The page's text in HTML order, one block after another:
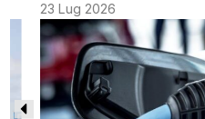
23 Lug 2026